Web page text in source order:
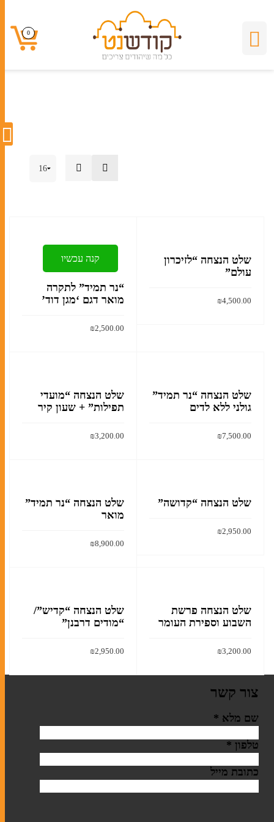
0 שלטים לע"נ
קנה עכשיו
“נר תמיד” לתקרה
מואר דגם ‘מגן דוד’
₪2,500.00
שלט הנצחה “לזיכרון
עולם”
₪4,500.00
שלט הנצחה “מועדי
תפילות” + שעון קיר
₪3,200.00
שלט הנצחה “נר תמיד”
גולני ללא לדים
₪7,500.00
שלט הנצחה “נר תמיד”
מואר
₪8,900.00
שלט הנצחה “קדושה”
₪2,950.00
שלט הנצחה “קדיש”/
“מודים דרבנן”
₪2,950.00
הוסף לסל
שלט הנצחה פרשת
השבוע וספירת העומר
₪3,200.00
הוסף לסל
צור קשר
שם מלא *
טלפון *
כתובת מייל
0
בתי מזוזה
ערכות מזוזות
תיקים לטלית ולתפילין